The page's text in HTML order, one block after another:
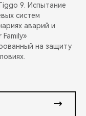
9. Испытание
систем
аварий и
на защиту